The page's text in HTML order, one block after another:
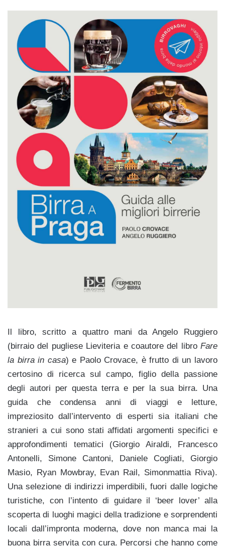
Il libro, scritto a quattro mani da Angelo Ruggiero
(birraio del pugliese Lieviteria e coautore del libro Fare
la birra in casa) e Paolo Crovace, è frutto di un lavoro
certosino di ricerca sul campo, figlio della passione
degli autori per questa terra e per la sua birra. Una
guida che condensa anni di viaggi e letture,
impreziosito dall’intervento di esperti sia italiani che
stranieri a cui sono stati affidati argomenti specifici e
approfondimenti tematici (Giorgio Airaldi, Francesco
Antonelli, Simone Cantoni, Daniele Cogliati, Giorgio
Masio, Ryan Mowbray, Evan Rail, Simonmattia Riva).
Una selezione di indirizzi imperdibili, fuori dalle logiche
turistiche, con l’intento di guidare il ‘beer lover’ alla
scoperta di luoghi magici della tradizione e sorprendenti
locali dall’impronta moderna, dove non manca mai la
buona birra servita con cura. Percorsi che hanno come